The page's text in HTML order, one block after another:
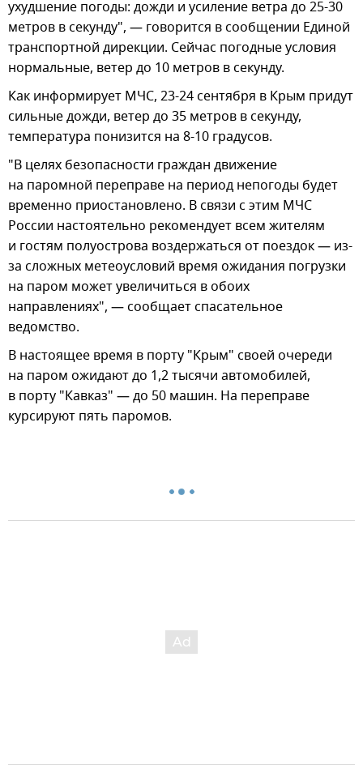
ухудшение погоды: дожди и усиление ветра до 25-30
метров в секунду", — говорится в сообщении Единой
транспортной дирекции. Сейчас погодные условия
нормальные, ветер до 10 метров в секунду.
Как информирует МЧС, 23-24 сентября в Крым придут
сильные дожди, ветер до 35 метров в секунду,
температура понизится на 8-10 градусов.
"В целях безопасности граждан движение
на паромной переправе на период непогоды будет
временно приостановлено. В связи с этим МЧС
России настоятельно рекомендует всем жителям
и гостям полуострова воздержаться от поездок — из-
за сложных метеоусловий время ожидания погрузки
на паром может увеличиться в обоих
направлениях", — сообщает спасательное
ведомство.
В настоящее время в порту "Крым" своей очереди
на паром ожидают до 1,2 тысячи автомобилей,
в порту "Кавказ" — до 50 машин. На переправе
курсируют пять паромов.